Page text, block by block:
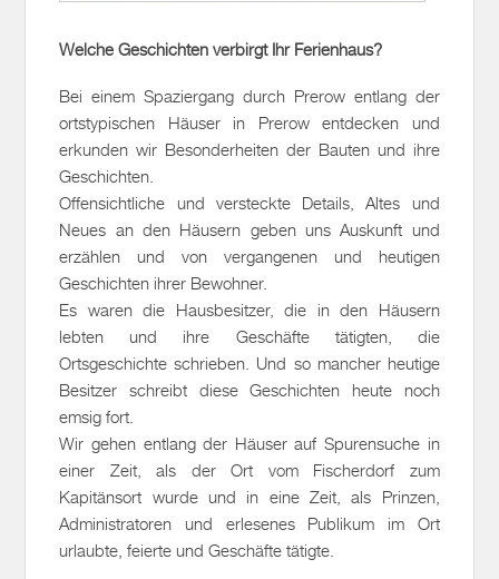
Welche Geschichten verbirgt Ihr Ferienhaus?
Bei einem Spaziergang durch Prerow entlang der
ortstypischen Häuser in Prerow entdecken und
erkunden wir Besonderheiten der Bauten und ihre
Geschichten.
Offensichtliche und versteckte Details, Altes und
Neues an den Häusern geben uns Auskunft und
erzählen und von vergangenen und heutigen
Geschichten ihrer Bewohner.
Es waren die Hausbesitzer, die in den Häusern
lebten und ihre Geschäfte tätigten, die
Ortsgeschichte schrieben. Und so mancher heutige
Besitzer schreibt diese Geschichten heute noch
emsig fort.
Wir gehen entlang der Häuser auf Spurensuche in
einer Zeit, als der Ort vom Fischerdorf zum
Kapitänsort wurde und in eine Zeit, als Prinzen,
Administratoren und erlesenes Publikum im Ort
urlaubte, feierte und Geschäfte tätigte.